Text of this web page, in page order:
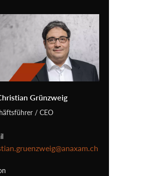
Grünzweig
/ CEO